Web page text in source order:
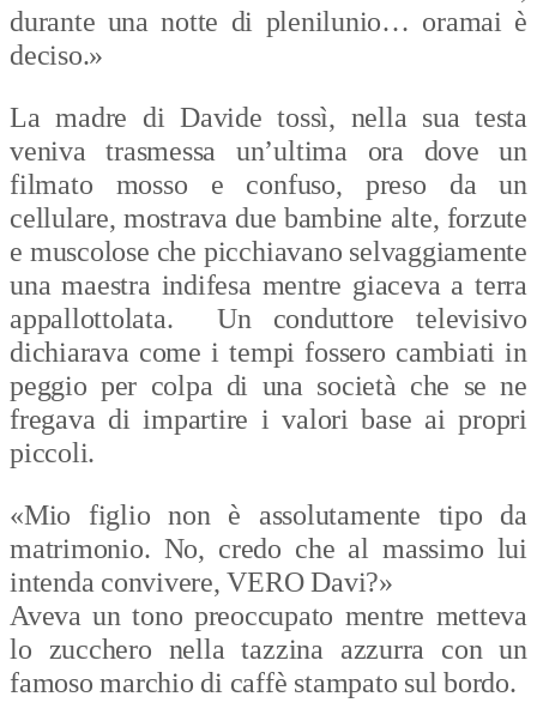
durante una notte di plenilunio… oramai è
deciso.»
La madre di Davide tossì, nella sua testa
veniva trasmessa un’ultima ora dove un
filmato mosso e confuso, preso da un
cellulare, mostrava due bambine alte, forzute
e muscolose che picchiavano selvaggiamente
una maestra indifesa mentre giaceva a terra
appallottolata. Un conduttore televisivo
dichiarava come i tempi fossero cambiati in
peggio per colpa di una società che se ne
fregava di impartire i valori base ai propri
piccoli.
«Mio figlio non è assolutamente tipo da
matrimonio. No, credo che al massimo lui
intenda convivere, VERO Davi?»
Aveva un tono preoccupato mentre metteva
lo zucchero nella tazzina azzurra con un
famoso marchio di caffè stampato sul bordo.